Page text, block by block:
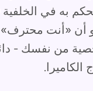
به في الخلفية
أن «أنت
من نفسك -